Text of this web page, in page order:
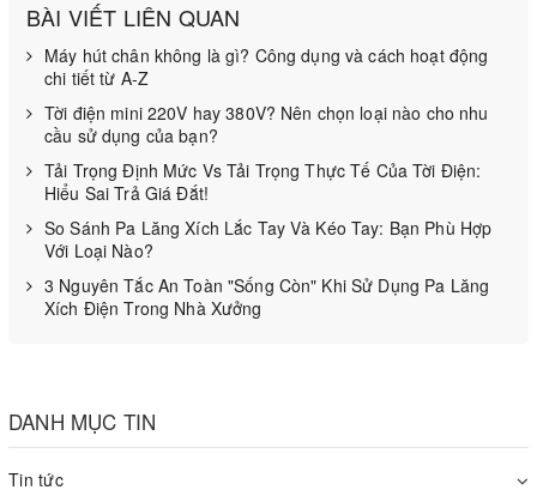
Bếp nướng gas công nghiệp không khói
BÀI VIẾT LIÊN QUAN
Máy hút chân không là gì? Công dụng và cách hoạt động
chi tiết từ A-Z
Tời điện mini 220V hay 380V? Nên chọn loại nào cho nhu
cầu sử dụng của bạn?
Tải Trọng Định Mức Vs Tải Trọng Thực Tế Của Tời Điện:
Hiểu Sai Trả Giá Đắt!
So Sánh Pa Lăng Xích Lắc Tay Và Kéo Tay: Bạn Phù Hợp
Với Loại Nào?
3 Nguyên Tắc An Toàn "Sống Còn" Khi Sử Dụng Pa Lăng
Xích Điện Trong Nhà Xưởng
DANH MỤC TIN
Tin tức